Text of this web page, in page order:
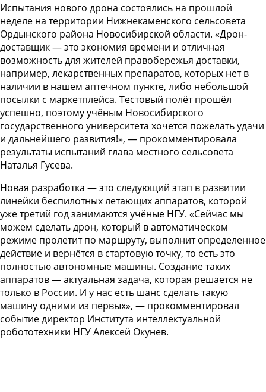
Испытания нового дрона состоялись на прошлой
неделе на территории Нижнекаменского сельсовета
Ордынского района Новосибирской области. «Дрон-
доставщик — это экономия времени и отличная
возможность для жителей правобережья доставки,
например, лекарственных препаратов, которых нет в
наличии в нашем аптечном пункте, либо небольшой
посылки с маркетплейса. Тестовый полёт прошёл
успешно, поэтому учёным Новосибирского
государственного университета хочется пожелать удачи
и дальнейшего развития!», — прокомментировала
результаты испытаний глава местного сельсовета
Наталья Гусева.
Новая разработка — это следующий этап в развитии
линейки беспилотных летающих аппаратов, которой
уже третий год занимаются учёные НГУ. «Сейчас мы
можем сделать дрон, который в автоматическом
режиме пролетит по маршруту, выполнит определенное
действие и вернётся в стартовую точку, то есть это
полностью автономные машины. Создание таких
аппаратов — актуальная задача, которая решается не
только в России. И у нас есть шанс сделать такую
машину одними из первых», — прокомментировал
событие директор Института интеллектуальной
робототехники НГУ Алексей Окунев.